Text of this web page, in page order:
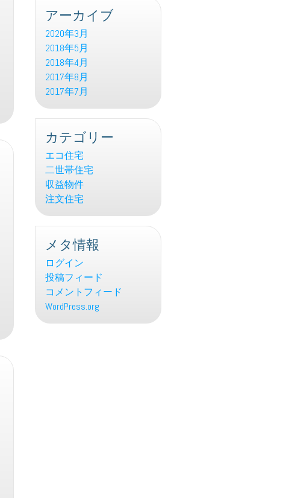
アーカイブ
2020年3月
2018年5月
2018年4月
2017年8月
2017年7月
カテゴリー
エコ住宅
二世帯住宅
収益物件
注文住宅
メタ情報
ログイン
投稿フィード
コメントフィード
WordPress.org